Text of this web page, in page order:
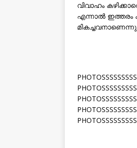
വിവാഹം
എന്നാൽ ഇത്തരം